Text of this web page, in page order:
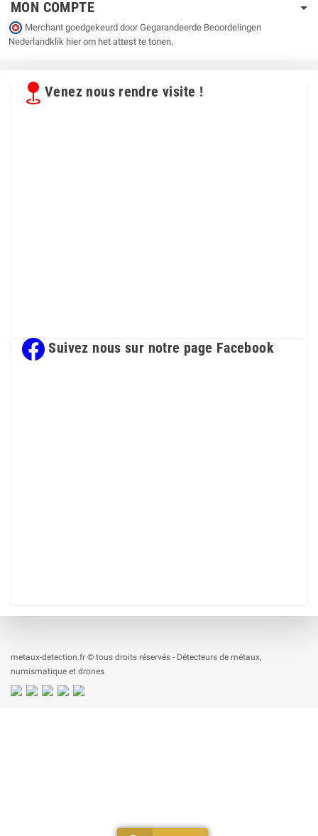
MON COMPTE
Merchant goedgekeurd door Gegarandeerde Beoordelingen
Nederlandklik hier om het attest te tonen.
Venez nous rendre visite !
Suivez nous sur notre page Facebook
metaux-detection.fr © tous droits réservés - Détecteurs de métaux,
numismatique et drones